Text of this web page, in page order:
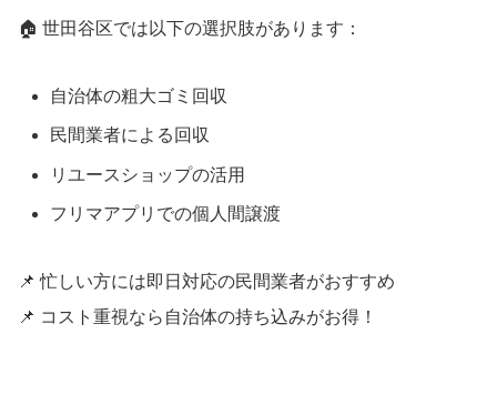
🏠 世田谷区では以下の選択肢があります：
自治体の粗大ゴミ回収
民間業者による回収
リユースショップの活用
フリマアプリでの個人間譲渡
📌 忙しい方には即日対応の民間業者がおすすめ
📌 コスト重視なら自治体の持ち込みがお得！